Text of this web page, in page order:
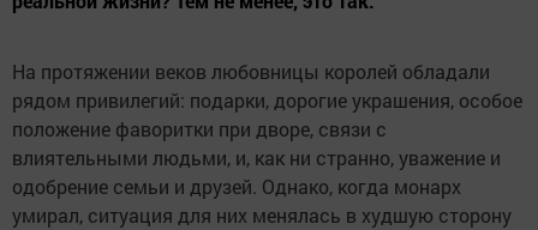
На протяжении веков любовницы королей обладали
рядом привилегий: подарки, дорогие украшения, особое
положение фаворитки при дворе, связи с
влиятельными людьми, и, как ни странно, уважение и
одобрение семьи и друзей. Однако, когда монарх
умирал, ситуация для них менялась в худшую сторону